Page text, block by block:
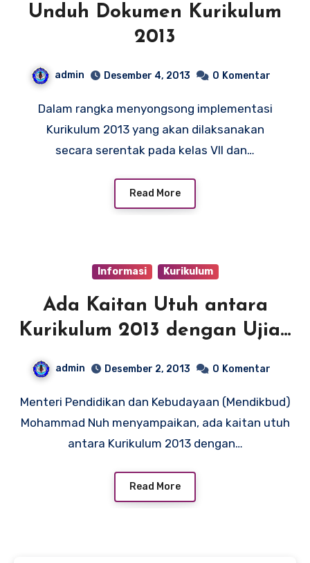
Unduh Dokumen Kurikulum
2013
admin Desember 4, 2013 0 Komentar
Dalam rangka menyongsong implementasi
Kurikulum 2013 yang akan dilaksanakan
secara serentak pada kelas VII dan…
Read More
Informasi Kurikulum
Ada Kaitan Utuh antara
Kurikulum 2013 dengan Ujian
admin Desember 2, 2013 0 Komentar
Menteri Pendidikan dan Kebudayaan (Mendikbud)
Mohammad Nuh menyampaikan, ada kaitan utuh
antara Kurikulum 2013 dengan…
Read More